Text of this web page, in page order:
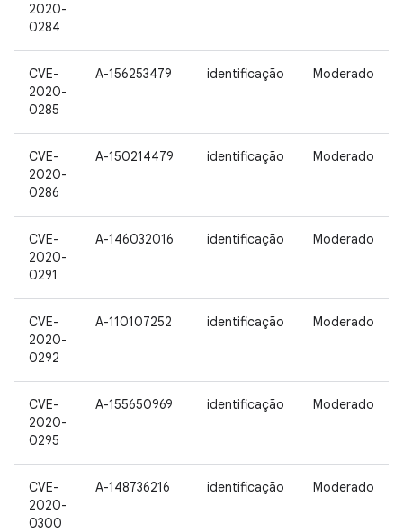
2020-
0284
CVE-
2020-
0285
A-156253479 identificação Moderado
CVE-
2020-
0286
A-150214479 identificação Moderado
CVE-
2020-
0291
A-146032016 identificação Moderado
CVE-
2020-
0292
A-110107252 identificação Moderado
CVE-
2020-
0295
A-155650969 identificação Moderado
CVE-
2020-
0300
A-148736216 identificação Moderado